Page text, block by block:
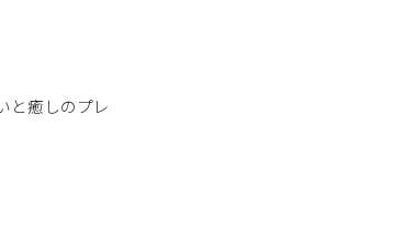
と癒しのプレ